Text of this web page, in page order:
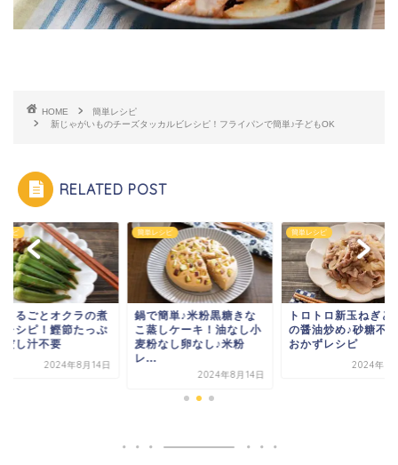
HOME
簡単レシピ
新じゃがいものチーズタッカルビレシピ！フライパンで簡単♪子どもOK
RELATED POST
シピ
まるごとオクラの煮
レシピ！鰹節たっぷ
だし汁不要
2024年8月14日
簡単レシピ
鍋で簡単♪米粉黒糖きな
こ蒸しケーキ！油なし小
麦粉なし卵なし♪米粉
レ...
2024年8月14日
簡単レシピ
トロトロ新玉ねぎと
の醤油炒め♪砂糖不
おかずレシピ
2024年8